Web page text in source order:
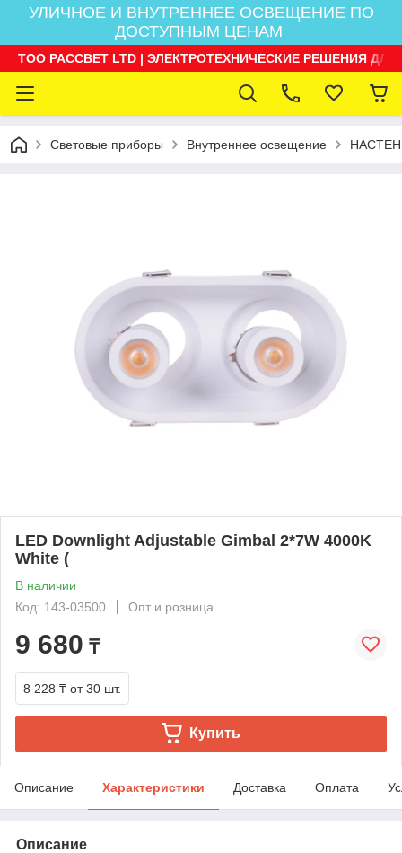
УЛИЧНОЕ И ВНУТРЕННЕЕ ОСВЕЩЕНИЕ ПО
ДОСТУПНЫМ ЦЕНАМ
ТОО РАССВЕТ LTD | ЭЛЕКТРОТЕХНИЧЕСКИЕ РЕШЕНИЯ
Световые приборы Внутреннее освещение
LED Downlight Adjustable Gimbal 2*7W 4000K
White (
В наличии
Код: 143-03500
Опт и розница
9 680 ₸
8 228 ₸ от 30 шт.
Купить
Описание Характеристики Доставка Оплата
Описание